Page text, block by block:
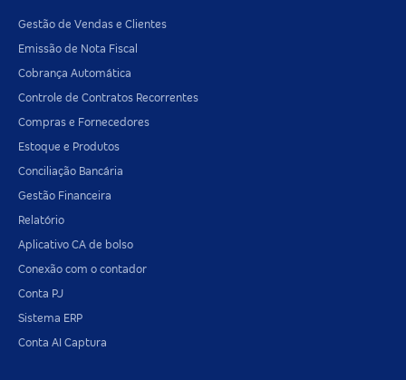
Gestão de Vendas e Clientes
Emissão de Nota Fiscal
Cobrança Automática
Controle de Contratos Recorrentes
Compras e Fornecedores
Estoque e Produtos
Conciliação Bancária
Gestão Financeira
Relatório
Aplicativo CA de bolso
Conexão com o contador
Conta PJ
Sistema ERP
Conta AI Captura